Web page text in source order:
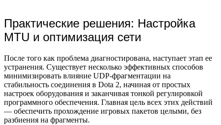
Практические решения: Настройка
MTU и оптимизация сети
После того как проблема диагностирована, наступает этап ее
устранения. Существует несколько эффективных способов
минимизировать влияние UDP-фрагментации на
стабильность соединения в Dota 2, начиная от простых
настроек оборудования и заканчивая тонкой регулировкой
программного обеспечения. Главная цель всех этих действий
— обеспечить прохождение игровых пакетов целыми, без
разбиения на фрагменты.